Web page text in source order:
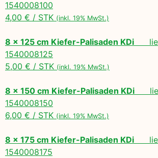
1540008100
4,00 € / STK (inkl. 19% MwSt.)
8 x 125 cm Kiefer-Palisaden KDi
1540008125
5,00 € / STK (inkl. 19% MwSt.)
8 x 150 cm Kiefer-Palisaden KDi
1540008150
6,00 € / STK (inkl. 19% MwSt.)
8 x 175 cm Kiefer-Palisaden KDi
1540008175